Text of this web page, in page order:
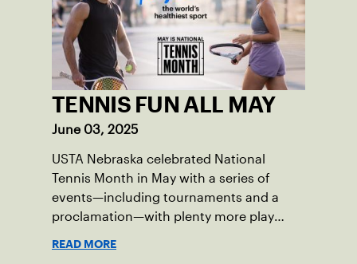
TENNIS FUN ALL MAY
June 03, 2025
USTA Nebraska celebrated National
Tennis Month in May with a series of
events—including tournaments and a
proclamation—with plenty more play
READ MORE